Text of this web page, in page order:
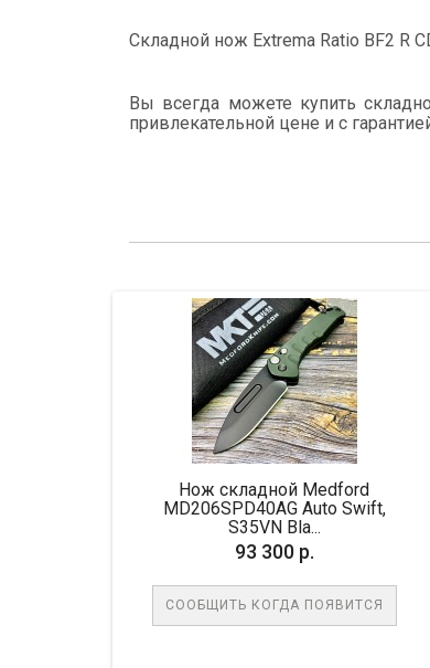
Складной нож Extrema Ratio BF2 R
Вы всегда можете купить
привлекательной цене и с
Нож складной Medford
MD206SPD40AG Auto Swift,
S35VN Bla...
СООБЩИТЬ КОГДА ПОЯВИТСЯ